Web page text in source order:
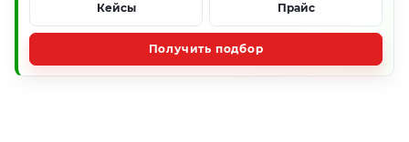
Кейсы Прайс
Получить подбор